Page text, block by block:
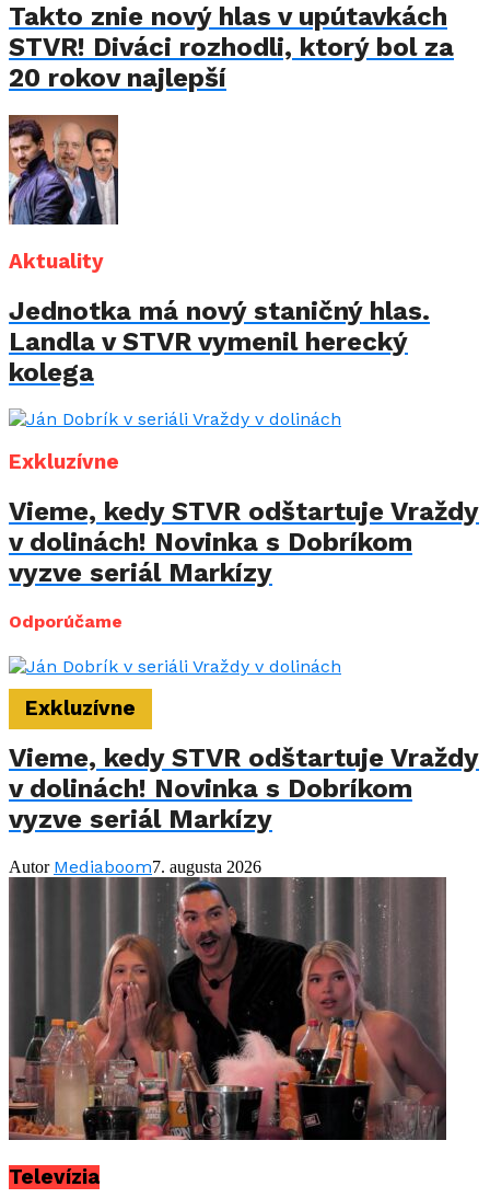
Takto znie nový hlas v upútavkách
STVR! Diváci rozhodli, ktorý bol za
20 rokov najlepší
Aktuality
Jednotka má nový staničný hlas.
Landla v STVR vymenil herecký
kolega
Exkluzívne
Vieme, kedy STVR odštartuje Vraždy
v dolinách! Novinka s Dobríkom
vyzve seriál Markízy
Odporúčame
Exkluzívne
Vieme, kedy STVR odštartuje Vraždy
v dolinách! Novinka s Dobríkom
vyzve seriál Markízy
Autor Mediaboom7. augusta 2026
Televízia